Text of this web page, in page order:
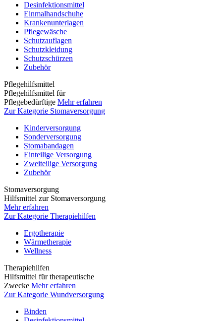
Desinfektionsmittel
Einmalhandschuhe
Krankenunterlagen
Pflegewäsche
Schutzauflagen
Schutzkleidung
Schutzschürzen
Zubehör
Pflegehilfsmittel
Pflegehilfsmittel für
Pflegebedürftige Mehr erfahren
Zur Kategorie Stomaversorgung
Kinderversorgung
Sonderversorgung
Stomabandagen
Einteilige Versorgung
Zweiteilige Versorgung
Zubehör
Stomaversorgung
Hilfsmittel zur Stomaversorgung
Mehr erfahren
Zur Kategorie Therapiehilfen
Ergotherapie
Wärmetherapie
Wellness
Therapiehilfen
Hilfsmittel für therapeutische
Zwecke Mehr erfahren
Zur Kategorie Wundversorgung
Binden